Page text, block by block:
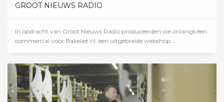
GROOT NIEUWS RADIO
In opdracht van Groot Nieuws Radio produceerden we onlangs een
commercial voor Bakeliet.nl, een uitgebreide webshop ...